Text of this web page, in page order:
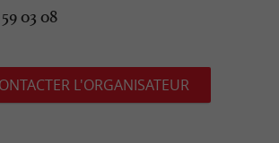
03 08
L'ORGANISATEUR